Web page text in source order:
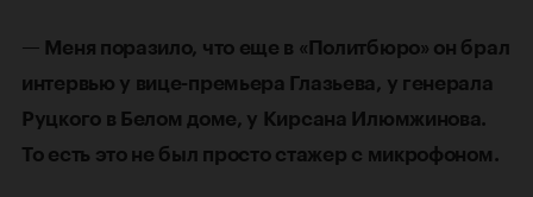
— Меня поразило, что еще в «Политбюро» он брал
интервью у вице-премьера Глазьева, у генерала
Руцкого в Белом доме, у Кирсана Илюмжинова.
То есть это не был просто стажер с микрофоном.